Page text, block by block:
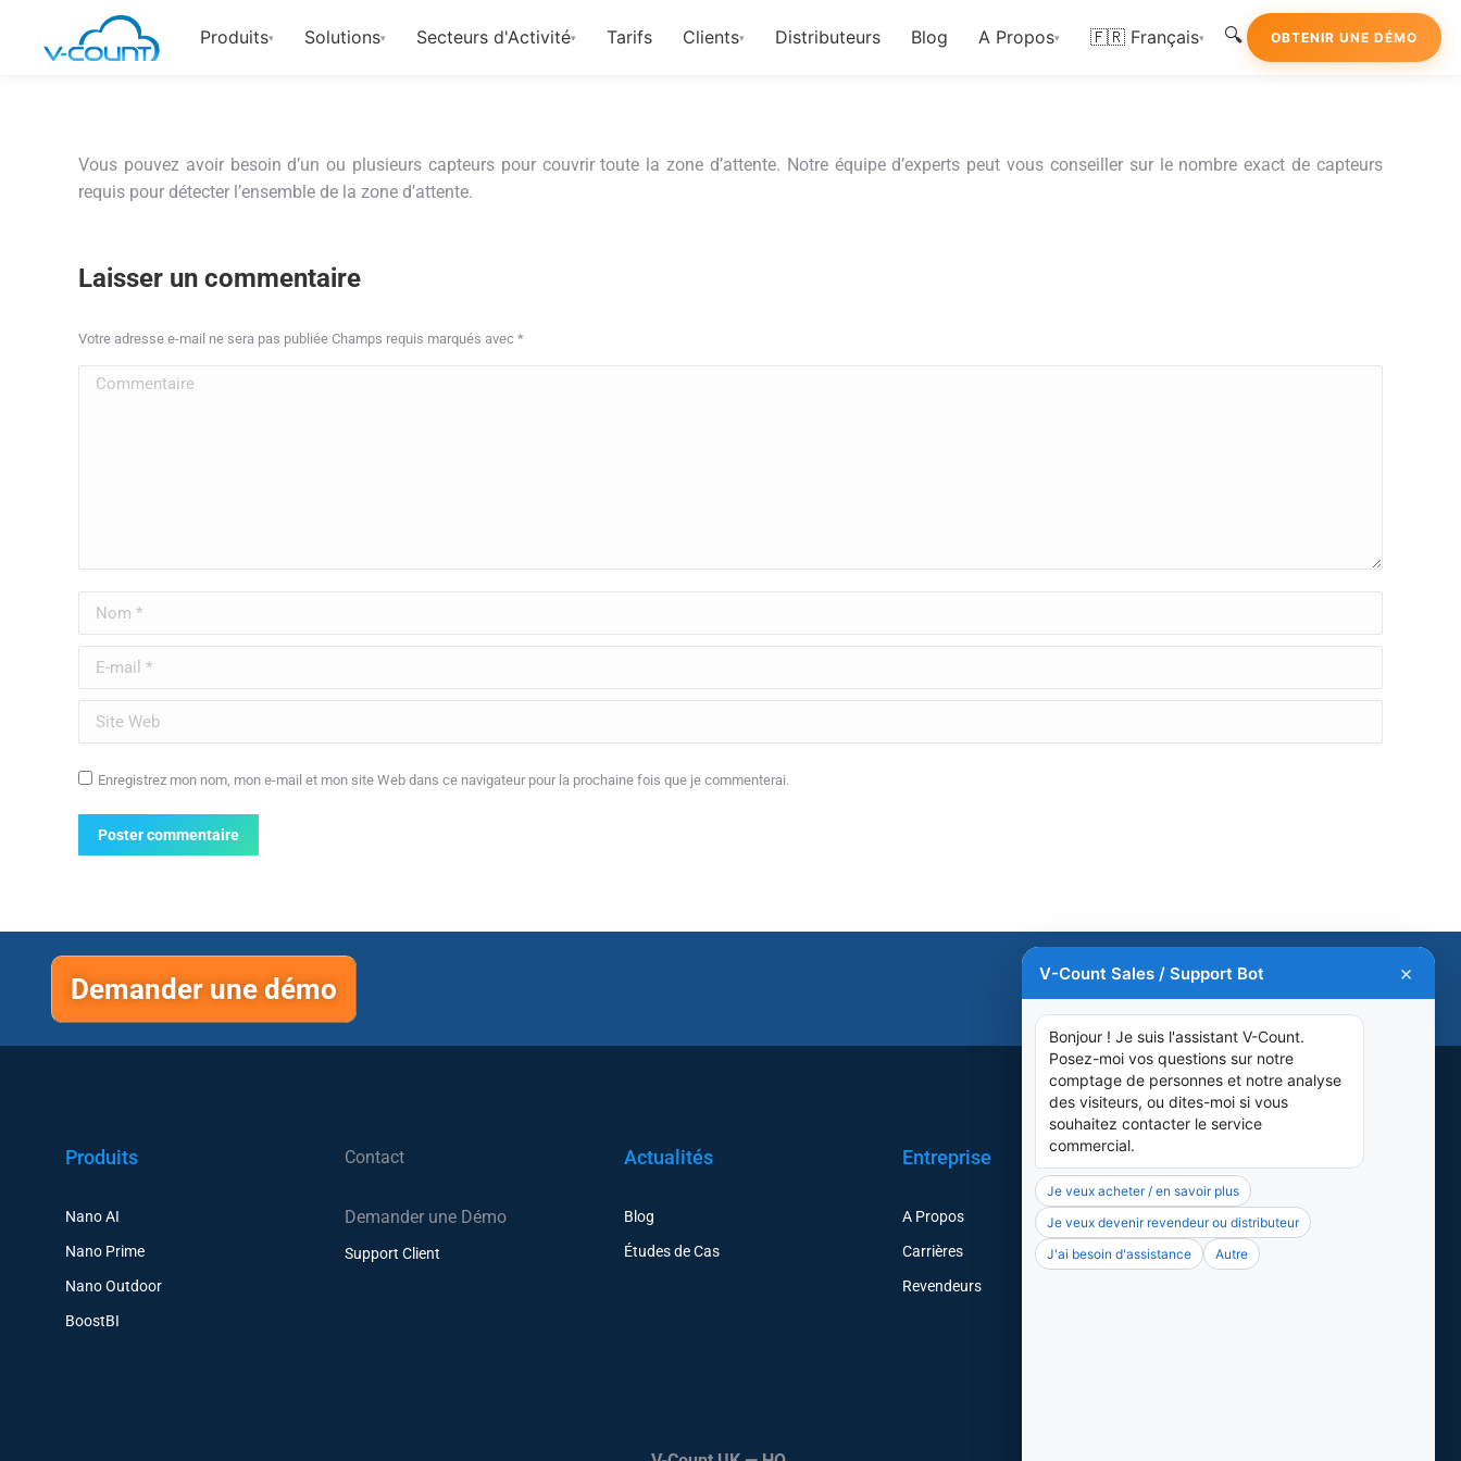
Produits▾ Solutions▾ Secteurs d'Activité▾ Tarifs Clients▾ Distributeurs Blog A Propos▾ 🇫🇷 Français▾ 🔍 OBTENIR UNE DÉMO
Vous pouvez avoir besoin d’un ou plusieurs capteurs pour couvrir toute la zone d’attente. Notre équipe d’experts peut vous conseiller sur le nombre exact de capteurs
requis pour détecter l’ensemble de la zone d’attente.
Laisser un commentaire
Votre adresse e-mail ne sera pas publiée Champs requis marqués avec *
Commentaire
Nom *
E-mail *
Site Web
Enregistrez mon nom, mon e-mail et mon site Web dans ce navigateur pour la prochaine fois que je commenterai.
Poster commentaire
Demander une démo Assistance
Produits
Nano AI
Nano Prime
Nano Outdoor
BoostBI
Contact
Demander une Démo
Support Client
Actualités
Blog
Études de Cas
Entreprise
A Propos
Carrières
Revendeurs
LinkedIn
X